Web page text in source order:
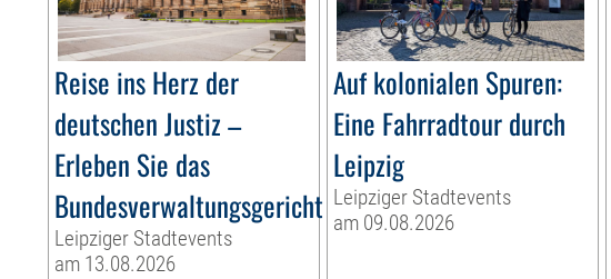
Reise ins Herz der
deutschen Justiz –
Erleben Sie das
Bundesverwaltungsgericht
Leipziger Stadtevents
am 13.08.2026
Auf kolonialen Spuren:
Eine Fahrradtour durch
Leipzig
Leipziger Stadtevents
am 09.08.2026